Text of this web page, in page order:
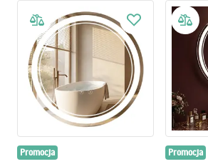
Promocja Promocja